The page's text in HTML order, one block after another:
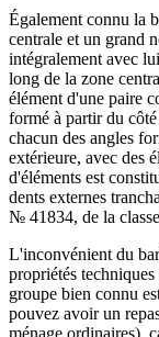
Également connu la
centrale et un grand
intégralement avec
long de la zone
élément d'une paire
formé à partir du
chacun des angles
extérieure, avec des
d'éléments est
dents externes
№ 41834, de la
L'inconvénient du
propriétés
groupe bien connu
pouvez avoir un
ménage ordinaires),